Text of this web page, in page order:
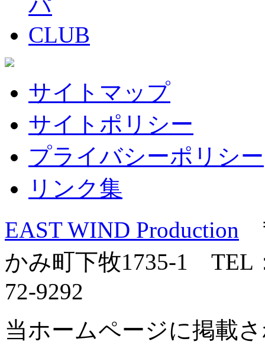
サイトマップ
サイトポリシー
プライバシーポリシー
リンク集
EAST WIND Production
かみ町下牧1735-1 TEL
72-9292
当ホームページに掲載